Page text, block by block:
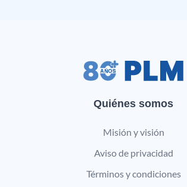
Quiénes somos
Misión y visión
Aviso de privacidad
Términos y condiciones